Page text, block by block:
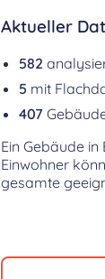
Aktueller
582
5 mit
407
Ein Gebäude
Einwohner
gesamte